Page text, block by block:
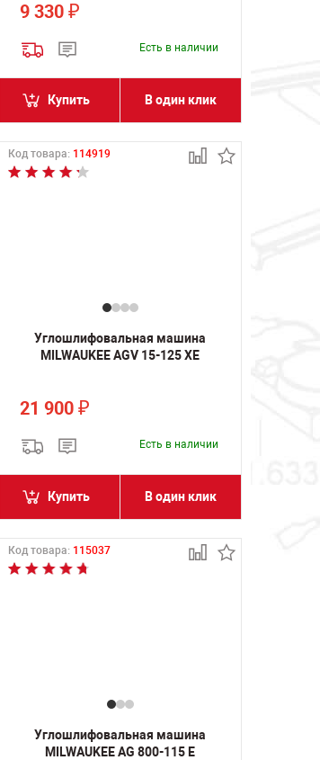
9 330₽
Есть в наличии
Купить В один клик
Код товара: 114919
Углошлифовальная машина
MILWAUKEE AGV 15-125 XE
21 900₽
Есть в наличии
Купить В один клик
Код товара: 115037
Углошлифовальная машина
MILWAUKEE AG 800-115 E